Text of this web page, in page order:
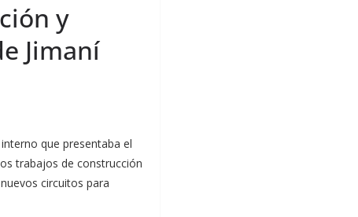
y
Jimaní
que presentaba el
trabajos de construcción
circuitos para